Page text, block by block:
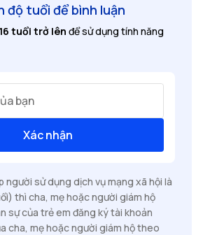
độ tuổi để bình luận
16 tuổi trở lên để sử dụng tính năng
bạn
Xác nhận
người sử dụng dịch vụ mạng xã hội là
thì cha, mẹ hoặc người giám hộ
sự của trẻ em đăng ký tài khoản
cha, mẹ hoặc người giám hộ theo